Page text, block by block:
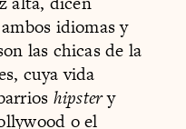
idiomas y
las chicas de la
cuya vida
hipstery
o el